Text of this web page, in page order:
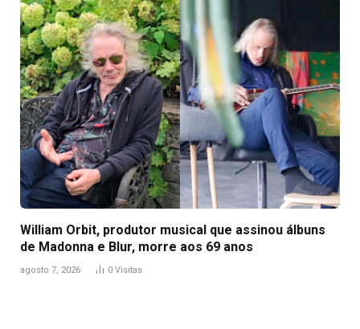
William Orbit, produtor musical que assinou álbuns
de Madonna e Blur, morre aos 69 anos
agosto 7, 2026 0 Visitas